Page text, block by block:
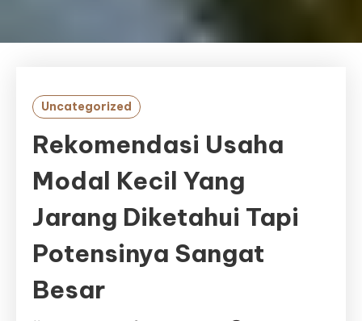
Uncategorized
Rekomendasi Usaha
Modal Kecil Yang
Jarang Diketahui Tapi
Potensinya Sangat
Besar